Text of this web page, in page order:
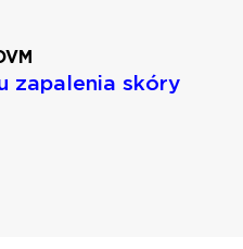
zapalenia skóry